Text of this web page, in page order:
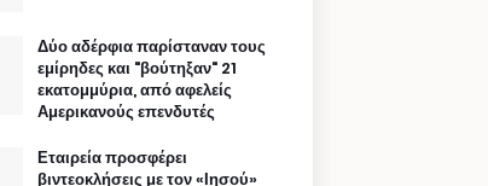
Δύο αδέρφια παρίσταναν τους
εμίρηδες και "βούτηξαν" 21
εκατομμύρια, από αφελείς
Αμερικανούς επενδυτές
Εταιρεία προσφέρει
βιντεοκλήσεις με τον «Ιησού»